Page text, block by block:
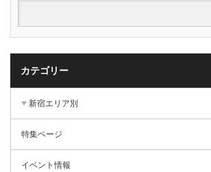
カテゴリー
新宿エリア別
特集ページ
イベント情報